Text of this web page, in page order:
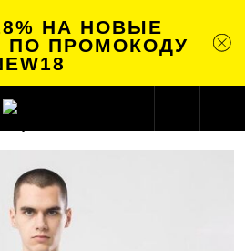
НА НОВЫЕ
ПО ПРОМОКОДУ